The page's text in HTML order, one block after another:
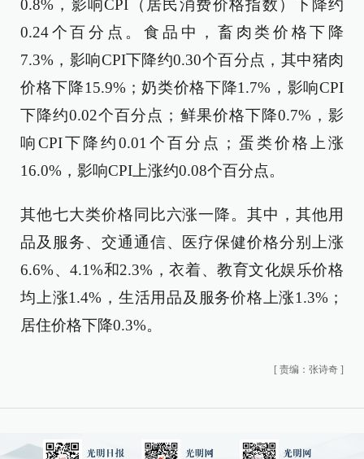
0.8%，影响CPI（居民消费价格指数）下降约
0.24个百分点。食品中，畜肉类价格下降
7.3%，影响CPI下降约0.30个百分点，其中猪肉
价格下降15.9%；奶类价格下降1.7%，影响CPI
下降约0.02个百分点；鲜果价格下降0.7%，影
响CPI下降约0.01个百分点；蛋类价格上涨
16.0%，影响CPI上涨约0.08个百分点。
其他七大类价格同比六涨一降。其中，其他用
品及服务、交通通信、医疗保健价格分别上涨
6.6%、4.1%和2.3%，衣着、教育文化娱乐价格
均上涨1.4%，生活用品及服务价格上涨1.3%；
居住价格下降0.3%。
[ 责编：张诗奇 ]